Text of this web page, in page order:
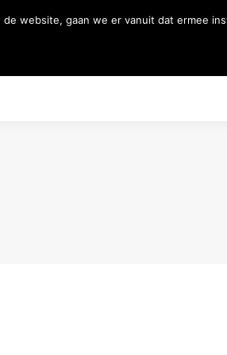
website, gaan we er vanuit dat ermee